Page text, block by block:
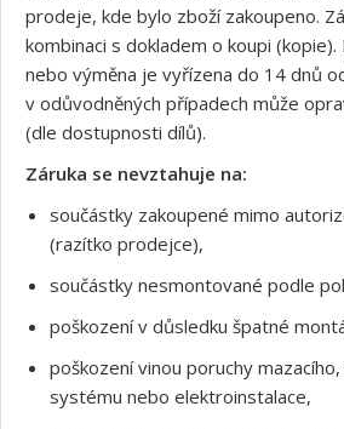
prodeje, kde bylo zboží zakoupeno.
kombinaci s dokladem o koupi (kopie).
nebo výměna je vyřízena do 14 dnů
v odůvodněných případech může
(dle dostupnosti dílů).
Záruka se nevztahuje na:
součástky zakoupené mimo
(razítko prodejce),
součástky nesmontované podle
poškození v důsledku špatné
poškození vinou poruchy
systému nebo elektroinstalace,